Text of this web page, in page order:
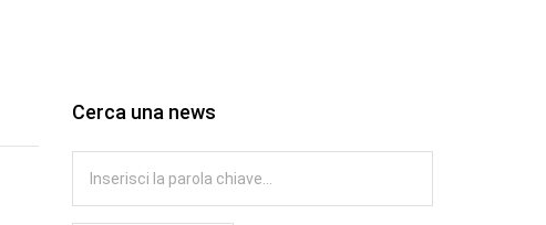
Cerca una news